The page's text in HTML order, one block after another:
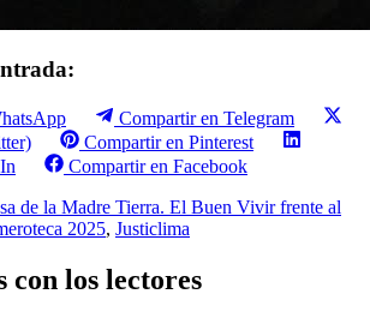
Compartir en Telegram
Compartir en Pinterest
Compartir en Facebook
de la Madre Tierra. El Buen Vivir frente al
2025, Justiclima
con los lectores